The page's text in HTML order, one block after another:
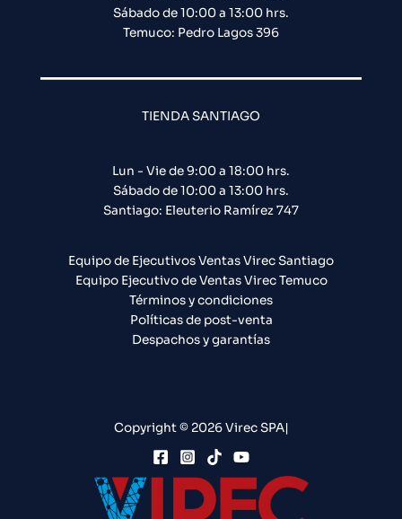
Sábado de 10:00 a 13:00 hrs.
Temuco: Pedro Lagos 396
TIENDA SANTIAGO
Lun - Vie de 9:00 a 18:00 hrs.
Sábado de 10:00 a 13:00 hrs.
Santiago: Eleuterio Ramírez 747​
Equipo de Ejecutivos Ventas Virec Santiago
Equipo Ejecutivo de Ventas Virec Temuco
Términos y condiciones
Políticas de post-venta
Despachos y garantías
Copyright © 2026 Virec SPA|